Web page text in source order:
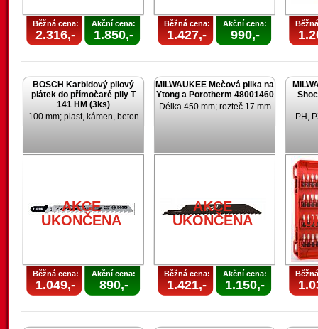
Běžná cena:
2.316,-
Akční cena:
1.850,-
Běžná cena:
1.427,-
Akční cena:
990,-
BOSCH Karbidový pilový
plátek do přímočaré pily T
141 HM (3ks)
100 mm; plast, kámen, beton
AKCE
UKONČENA
Běžná cena:
1.049,-
Akční cena:
890,-
MILWAUKEE Mečová pilka na
Ytong a Porotherm 48001460
Délka 450 mm; rozteč 17 mm
AKCE
UKONČENA
Běžná cena:
1.421,-
Akční cena:
1.150,-
PH,